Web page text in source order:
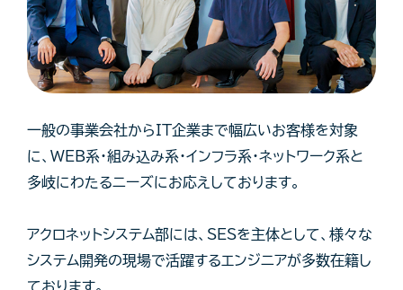
一般の事業会社からIT企業まで幅広いお客様を対象
に、WEB系・組み込み系・インフラ系・ネットワーク系と
多岐にわたるニーズにお応えしております。
アクロネットシステム部には、SESを主体として、様々な
システム開発の現場で活躍するエンジニアが多数在籍し
ております。